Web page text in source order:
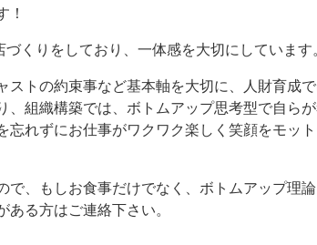
！
くりをしており、一体感を大切にしています
ストの約束事など基本軸を大切に、人財育成
、組織構築では、ボトムアップ思考型で自ら
忘れずにお仕事がワクワク楽しく笑顔をモッ
で、もしお食事だけでなく、ボトムアップ理
ある方はご連絡下さい。